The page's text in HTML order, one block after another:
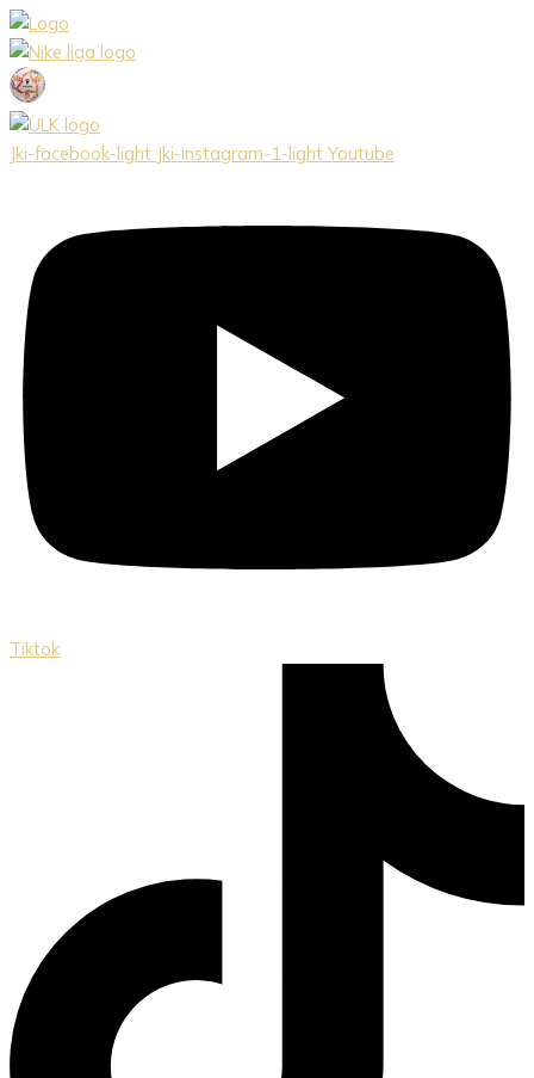
Preskočiť
na
obsah
Jki-facebook-light Jki-instagram-1-light Youtube
Tiktok